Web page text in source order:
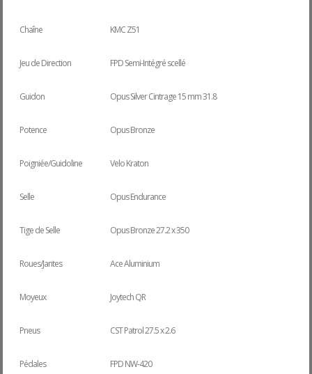
Chaîne KMC Z51
Jeu de Direction FPD Semi-Intégré scellé
Guidon Opus Silver Cintrage 15 mm 31.8
Potence Opus Bronze
Poigniée/Guidoline Velo Kraton
Selle Opus Endurance
Tige de Selle Opus Bronze 27.2 x 350
Roues/Jantes Ace Aluminium
Moyeux Joytech QR
Pneus CST Patrol 27.5 x 2.6
Pédales FPD NW-420